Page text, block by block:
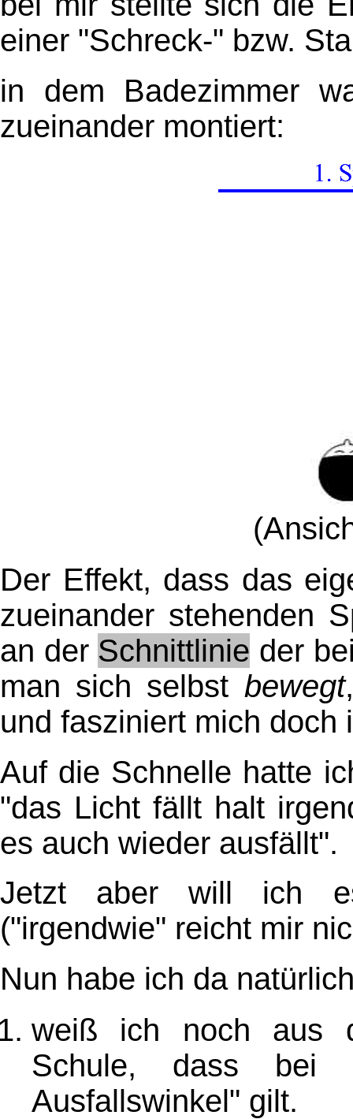
einer "Schreck-" bzw.
in dem Badezimmer
zueinander montiert:
Der Effekt, dass das
zueinander stehenden
an der Schnittlinie der
man sich selbst bewegt
und fasziniert mich doch
Auf die Schnelle hatte
"das Licht fällt halt
es auch wieder ausfällt".
Jetzt aber will ich
("irgendwie" reicht mir
Nun habe ich da
weiß ich noch aus
Schule, dass bei
Ausfallswinkel" gilt.